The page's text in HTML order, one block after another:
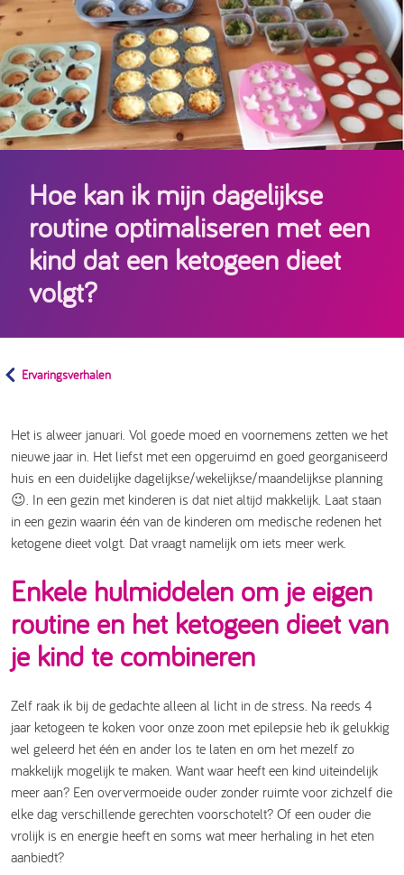
Hoe kan ik mijn dagelijkse
routine optimaliseren met een
kind dat een ketogeen dieet
volgt?
Ervaringsverhalen
Het is alweer januari. Vol goede moed en voornemens zetten we het
nieuwe jaar in. Het liefst met een opgeruimd en goed georganiseerd
huis en een duidelijke dagelijkse/wekelijkse/maandelijkse planning
😉. In een gezin met kinderen is dat niet altijd makkelijk. Laat staan
in een gezin waarin één van de kinderen om medische redenen het
ketogene dieet volgt. Dat vraagt namelijk om iets meer werk.
Enkele hulmiddelen om je eigen
routine en het ketogeen dieet van
je kind te combineren
Zelf raak ik bij de gedachte alleen al licht in de stress. Na reeds 4
jaar ketogeen te koken voor onze zoon met epilepsie heb ik gelukkig
wel geleerd het één en ander los te laten en om het mezelf zo
makkelijk mogelijk te maken. Want waar heeft een kind uiteindelijk
meer aan? Een oververmoeide ouder zonder ruimte voor zichzelf die
elke dag verschillende gerechten voorschotelt? Of een ouder die
vrolijk is en energie heeft en soms wat meer herhaling in het eten
aanbiedt?